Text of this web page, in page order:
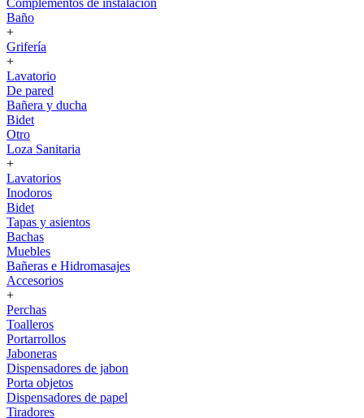
Complementos de instalación
Baño
+
Grifería
+
Lavatorio
De pared
Bañera y ducha
Bidet
Otro
Loza Sanitaria
+
Lavatorios
Inodoros
Bidet
Tapas y asientos
Bachas
Muebles
Bañeras e Hidromasajes
Accesorios
+
Perchas
Toalleros
Portarrollos
Jaboneras
Dispensadores de jabon
Porta objetos
Dispensadores de papel
Tiradores